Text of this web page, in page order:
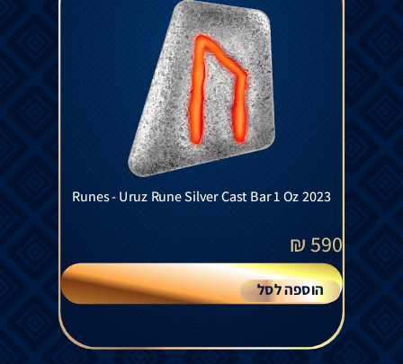
Runes - Uruz Rune Silver Cast Bar 1 Oz 2023
590
₪
הוספה לסל